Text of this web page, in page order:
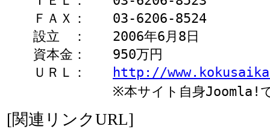
ＦＡＸ：　　03-6206-8524
設立　：　　2006年6月8日
資本金：　　950万円
ＵＲＬ： http://
[関連リンクURL]